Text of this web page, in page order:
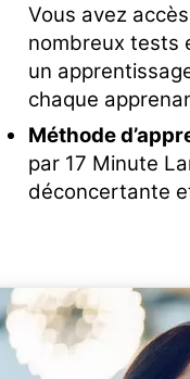
Vous avez
nombreux tests
un
chaque
Méthode
par 17 Minute
déconcertante